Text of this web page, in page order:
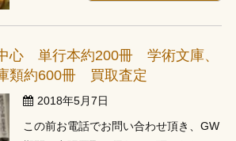
聞きしお伺いさせて頂きました。時刻
表は比較的新しいところが多く中々お
値段が付かないところも多かったので
すが ...
心 単行本約200冊 学術文庫、
類約600冊 買取査定
2018年5月7日
この前お電話でお問い合わせ頂き、GW